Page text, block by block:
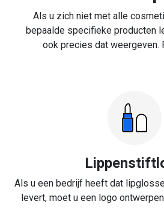
Als u zich niet met alle
bepaalde specifieke producten
ook precies dat weergeven.
Als u een bedrijf heeft dat
levert, moet u een logo